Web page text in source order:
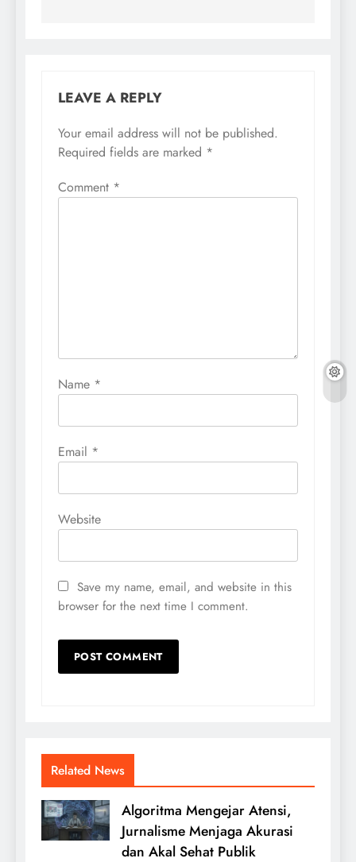
LEAVE A REPLY
Your email address will not be published.
Required fields are marked *
Comment *
Name *
Email *
Website
Save my name, email, and website in this
browser for the next time I comment.
Related News
Algoritma Mengejar Atensi,
Jurnalisme Menjaga Akurasi
dan Akal Sehat Publik